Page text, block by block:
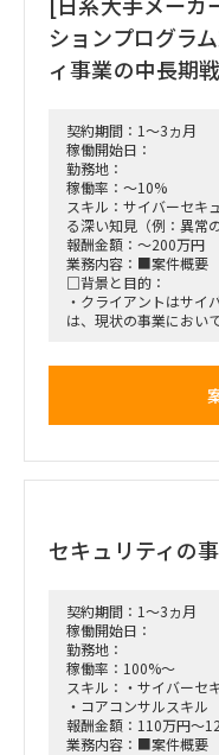
ションプログラ
ィ事業の中長期
契約期間：1～3ヵ月
稼働開始日：
勤務地：
稼働率：～10%
スキル：サイバーセキ
る深い知見（例：異常
報酬金額：～200万円
業務内容：■案件概要
□背景と目的：
・クライアントはサイ
は、現状の事業におい
・ただ、事業規模拡
・ゆえに、サイバー
向に関して深い知見
■稼働開始日：2025/
8％(12時間 / 160時間）
■備考：実施見込み：
セキュリティの
契約期間：1～3ヵ月
稼働開始日：
勤務地：
稼働率：100%～
スキル：・サイバーセ
・コアコンサルスキル
報酬金額：110万円～
業務内容：■案件概要